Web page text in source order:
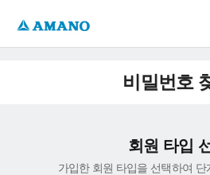
비밀번호
회원 타입
가입한 회원 타입을 선택하여 단